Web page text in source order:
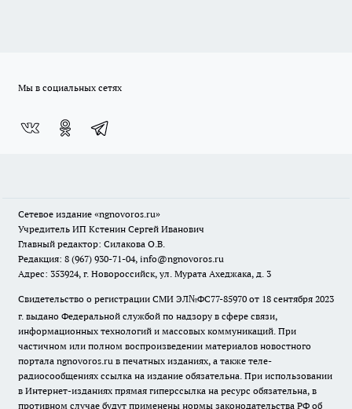
Мы в социальных сетях
Сетевое издание «ngnovoros.ru»
Учредитель ИП Кстенин Сергей Иванович
Главный редактор: Силакова О.В.
Редакция: 8 (967) 930-71-04, info@ngnovoros.ru
Адрес: 353924, г. Новороссийск, ул. Мурата Ахеджака, д. 3
Свидетельство о регистрации СМИ ЭЛ№ФС77-85970 от 18 сентября 2023
г. выдано Федеральной службой по надзору в сфере связи,
информационных технологий и массовых коммуникаций. При
частичном или полном воспроизведении материалов новостного
портала ngnovoros.ru в печатных изданиях, а также теле-
радиосообщениях ссылка на издание обязательна. При использовании
в Интернет-изданиях прямая гиперссылка на ресурс обязательна, в
противном случае будут применены нормы законодательства РФ об